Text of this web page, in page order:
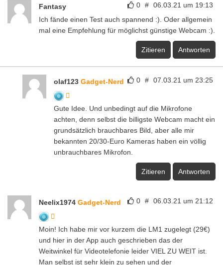
0 # 06.03.21 um 19:13
Fantasy
Ich fände einen Test auch spannend :). Oder allgemein
mal eine Empfehlung für möglichst günstige Webcam :).
Zitieren Antworten
0 # 07.03.21 um 23:25
olaf123 Gadget-Nerd
Gute Idee. Und unbedingt auf die Mikrofone
achten, denn selbst die billigste Webcam macht ein
grundsätzlich brauchbares Bild, aber alle mir
bekannten 20/30-Euro Kameras haben ein völlig
unbrauchbares Mikrofon.
Zitieren Antworten
0 # 06.03.21 um 21:12
Neelix1974 Gadget-Nerd
Moin! Ich habe mir vor kurzem die LM1 zugelegt (29€)
und hier in der App auch geschrieben das der
Weitwinkel für Videotelefonie leider VIEL ZU WEIT ist.
Man selbst ist sehr klein zu sehen und der